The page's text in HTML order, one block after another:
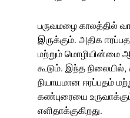
பருவமழை காலத்தில்
இருக்கும். அதிக
மற்றும் மொழியின்மை
கூடும். இந்த
நியாயமான ஈரப்பதம்
கண்புரையை
எளிதாக்குகிறது.